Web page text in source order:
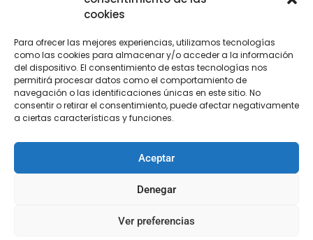
cookies
Para ofrecer las mejores experiencias, utilizamos tecnologías
como las cookies para almacenar y/o acceder a la información
del dispositivo. El consentimiento de estas tecnologías nos
permitirá procesar datos como el comportamiento de
navegación o las identificaciones únicas en este sitio. No
consentir o retirar el consentimiento, puede afectar negativamente
a ciertas características y funciones.
Aceptar
Denegar
Ver preferencias
Descripción Información adicional
Descripción
Entredós de bolillo
Ref. 2806